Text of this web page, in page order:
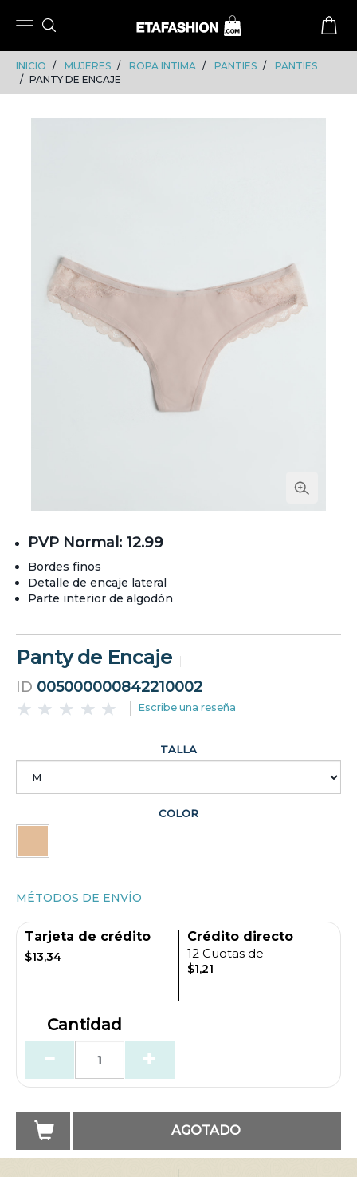
INICIO MUJERES ROPA INTIMA PANTIES
PANTIES
PANTY DE ENCAJE
PVP Normal: 12.99
Bordes finos
Detalle de encaje lateral
Parte interior de algodón
Panty de Encaje
ID 005000000842210002
Escribe una reseña
TALLA
COLOR
MÉTODOS DE ENVÍO
Tarjeta de crédito
$13,34
Crédito directo
12 Cuotas de
$1,21
Cantidad
AGOTADO